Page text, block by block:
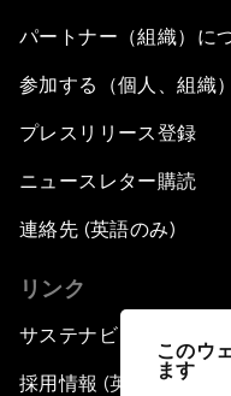
このウ
ます
パートナー（組織）に
参加する（個人、組織）
プレスリリース登録
ニュースレター購読
連絡先 (英語のみ)
リンク
サステナビリティへの
採用情報 (英語のみ)